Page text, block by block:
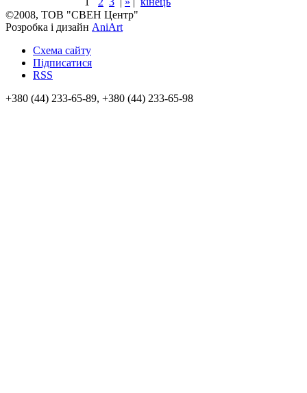
©2008, ТОВ "СВЕН Центр"
Розробка і дизайн AniArt
Схема сайту
Підписатися
RSS
+380 (44) 233-65-89, +380 (44) 233-65-98